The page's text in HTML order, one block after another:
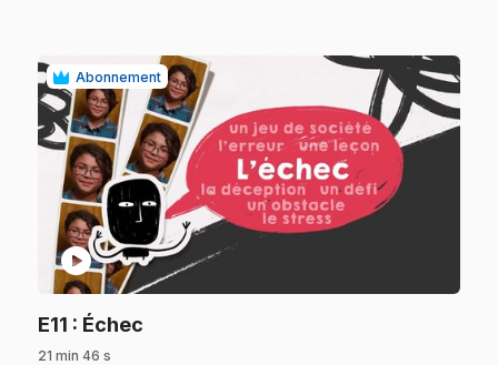
Abonnement
play_circle
E11 : Échec
21 min 46 s